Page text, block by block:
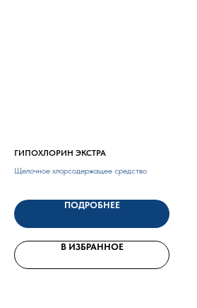
ГИПОХЛОРИН ЭКСТРА
Щелочное хлорсодержащее средство
ПОДРОБНЕЕ
В ИЗБРАННОЕ